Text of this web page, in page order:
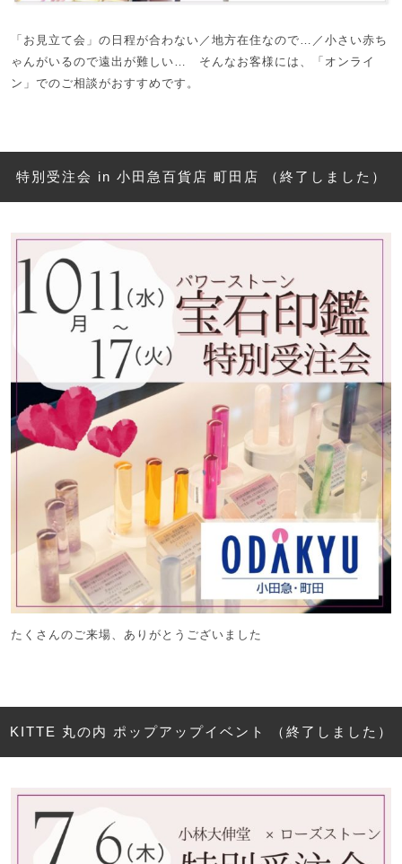
「お見立て会」の日程が合わない／地方在住なので…／小さい赤ち
ゃんがいるので遠出が難しい… そんなお客様には、「オンライ
ン」でのご相談がおすすめです。
特別受注会 in 小田急百貨店 町田店 （終了しました）
たくさんのご来場、ありがとうございました
KITTE 丸の内 ポップアップイベント （終了しました）